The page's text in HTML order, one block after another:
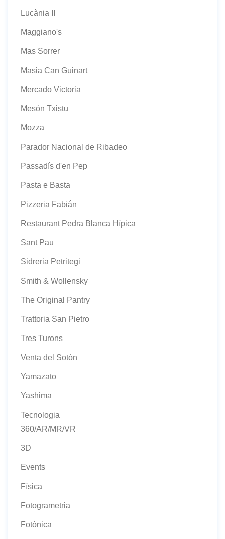
Lucània II
Maggiano's
Mas Sorrer
Masia Can Guinart
Mercado Victoria
Mesón Txistu
Mozza
Parador Nacional de Ribadeo
Passadís d'en Pep
Pasta e Basta
Pizzeria Fabián
Restaurant Pedra Blanca Hípica
Sant Pau
Sidreria Petritegi
Smith & Wollensky
The Original Pantry
Trattoria San Pietro
Tres Turons
Venta del Sotón
Yamazato
Yashima
Tecnologia
360/AR/MR/VR
3D
Events
Física
Fotogrametria
Fotònica